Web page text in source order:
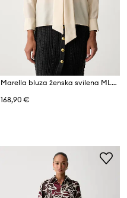
Marella bluza ženska svilena MLSKABALA
168,90 €